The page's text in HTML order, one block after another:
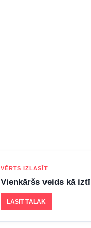
VĒRTS IZLASĪT
Vienkāršs veids kā
LASĪT TĀLĀK